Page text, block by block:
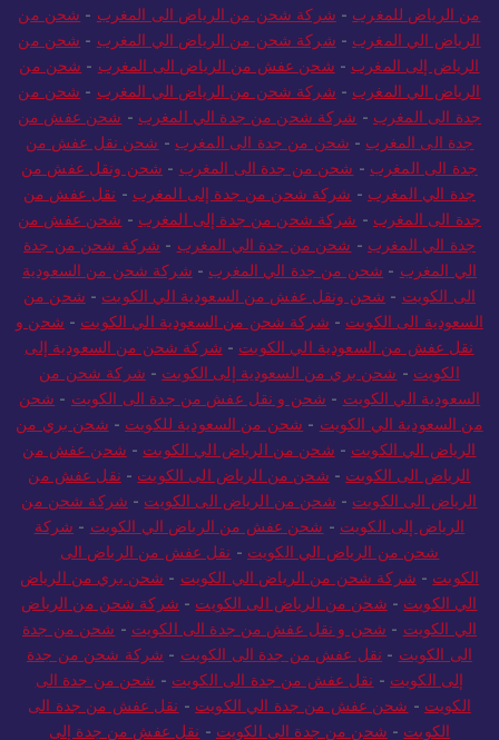
من الرياض الى المغرب-شركة شحن من الرياض إلى المغرب-شحن
من الرياض للمغرب - شركة شحن من الرياض الى المغرب - شحن من
الرياض الي المغرب- شركة شحن من الرياض الي المغرب - شحن من
الرياض إلى المغرب -شحن عفش من الرياض الى المغرب - شحن من
الرياض الي المغرب- شركة شحن من الرياض الي المغرب- شحن من
جدة الى المغرب -شركة شحن من جدة الي المغرب- شحن عفش من
جدة الى المغرب -شحن من جدة الى المغرب -شحن نقل عفش من
جدة الى المغرب- شحن من جدة الى المغرب-شحن ونقل عفش من
جدة الي المغرب-شركة شحن من جدة إلى المغرب-نقل عفش من
جدة الى المغرب - شركة شحن من جدة إلى المغرب- شحن عفش من
جدة الي المغرب- شحن من جدة الي المغرب -شركة شحن من جدة
الي المغرب -شحن من جدة الي المغرب-شركة شحن من السعودية
الى الكويت
-شحن ونقل عفش من السعودية الي الكويت-شحن من
السعودية الى الكويت-شركة شحن من السعودية الي الكويت -شحن و
نقل عفش من السعودية الي الكويت -شركة شحن من السعودية إلى
الكويت- شحن بري من السعودية إلى الكويت- شركة شحن من
السعودية الي الكويت-شحن و نقل عفش من جدة الى الكويت - شحن
من السعودية الي الكويت-شحن من السعودية للكويت-شحن بري من
الرياض الي الكويت- شحن من الرياض الي الكويت- شحن عفش من
الرياض الى الكويت-شحن من الرياض الى الكويت-نقل عفش من
الرياض الى الكويت- شحن من الرياض الى الكويت -شركة شحن من
الرياض إلى الكويت- شحن عفش من الرياض الي الكويت -شركة
شحن من الرياض الي الكويت-
نقل عفش من الرياض الى
الكويت-شركة شحن من الرياض الي الكويت - شحن بري من الرياض
الي الكويت - شحن من الرياض الى الكويت-
شركة شحن من الرياض
الي الكويت- شحن و نقل عفش من جدة الى الكويت-شحن من جدة
الى الكويت-نقل عفش من جدة الى الكويت-شركة شحن من جدة
إلى الكويت- نقل عفش من جدة الى الكويت-
شحن من جدة الى
الكويت-شحن عفش من جدة الي الكويت-
نقل عفش من جدة الى